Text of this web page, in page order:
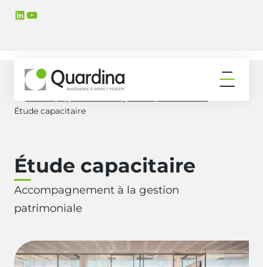
LinkedIn
YouTube
Ouvrir
Accueil
Étude capacitaire
Étude capacitaire
Accompagnement à la gestion
patrimoniale